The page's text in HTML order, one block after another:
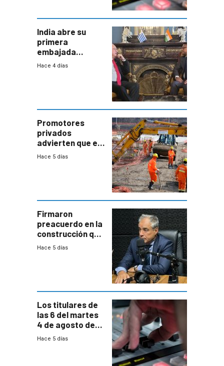
India abre su
primera
embajada
residente en
enorme
potencial
Hace 4 días
Promotores
privados
advierten que el
nuevo convenio
a revisar
proyectos
Hace 5 días
Firmaron
preacuerdo en la
construcción que
comprende
Hace 5 días
Los titulares de
las 6 del martes
4 de agosto de
2026
Hace 5 días